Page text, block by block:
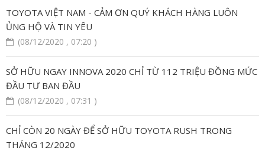
TOYOTA VIỆT NAM - CẢM ƠN QUÝ KHÁCH HÀNG LUÔN
ỦNG HỘ VÀ TIN YÊU
(08/12/2020 , 07:20 )
SỞ HỮU NGAY INNOVA 2020 CHỈ TỪ 112 TRIỆU ĐỒNG MỨC
ĐẦU TƯ BAN ĐẦU
(08/12/2020 , 07:31 )
CHỈ CÒN 20 NGÀY ĐỂ SỞ HỮU TOYOTA RUSH TRONG
THÁNG 12/2020